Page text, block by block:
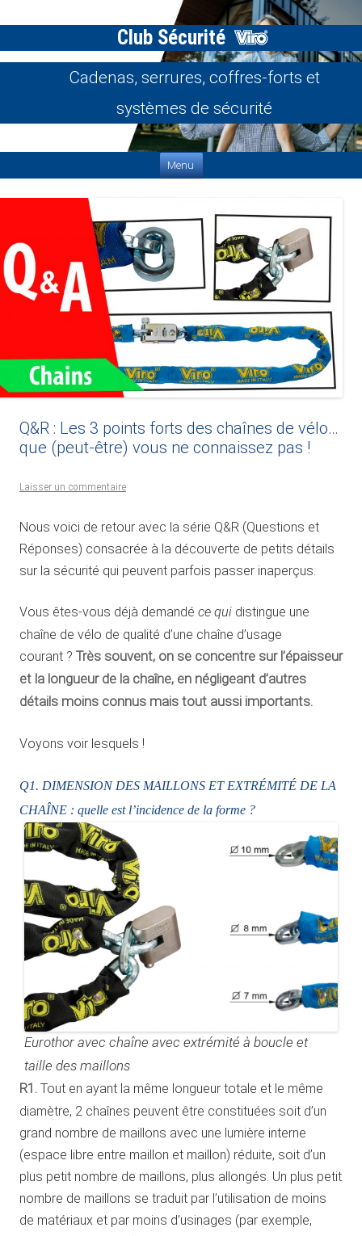
Club Sécurité
Cadenas, serrures, coffres-forts et
systèmes de sécurité
Menu
Q&R : Les 3 points forts des chaînes de vélo…
que (peut-être) vous ne connaissez pas !
Laisser un commentaire
Nous voici de retour avec la série Q&R (Questions et
Réponses) consacrée à la découverte de petits détails
sur la sécurité qui peuvent parfois passer inaperçus.
Vous êtes-vous déjà demandé ce qui distingue une
chaîne de vélo de qualité d’une chaîne d’usage
courant ? Très souvent, on se concentre sur l’épaisseur
et la longueur de la chaîne, en négligeant d’autres
détails moins connus mais tout aussi importants.
Voyons voir lesquels !
Q1. DIMENSION DES MAILLONS ET EXTRÉMITÉ DE LA
CHAÎNE : quelle est l’incidence de la forme ?
Eurothor avec chaîne avec extrémité à boucle et
taille des maillons
R1. Tout en ayant la même longueur totale et le même
diamètre, 2 chaînes peuvent être constituées soit d’un
grand nombre de maillons avec une lumière interne
(espace libre entre maillon et maillon) réduite, soit d’un
plus petit nombre de maillons, plus allongés. Un plus petit
nombre de maillons se traduit par l’utilisation de moins
de matériaux et par moins d’usinages (par exemple,